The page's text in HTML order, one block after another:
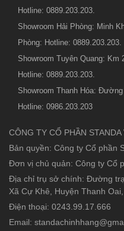
Hotline: 0889.203.203.
Showroom Hải Phòng: Minh
Phòng: Hotline: 0889.203.203.
Showroom Tuyên Quang:
Hotline: 0889.203.203.
Showroom Thanh Hóa:
Hotline: 0986.203.203
CÔNG TY CỔ PHẦN STANDA
Bản quyền: Công ty Cổ phần
Đơn vị chủ quản: Công ty Cổ
Địa chỉ trụ sở chính: Đường
Xã Cự Khê, Huyện Thanh
Điện thoại: 0243.99.17.666
Email: